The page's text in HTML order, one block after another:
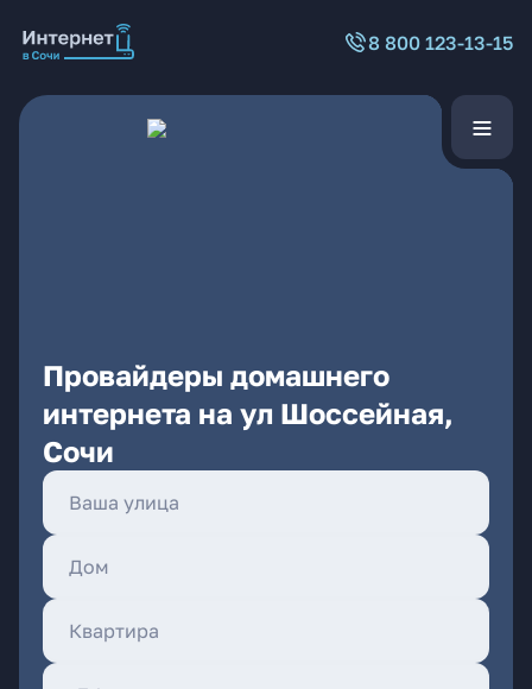
8 800 123-13-15
Провайдеры домашнего
интернета на ул Шоссейная,
Сочи